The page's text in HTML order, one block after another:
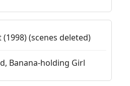
(scenes deleted)
Banana-holding Girl